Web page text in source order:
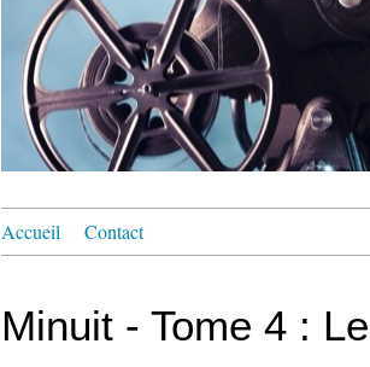
Accueil Contact
Minuit - Tome 4 :